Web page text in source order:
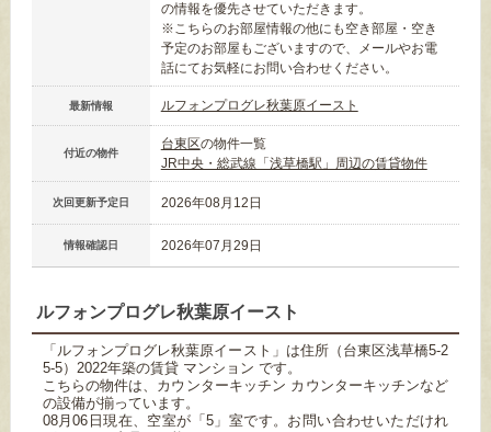
の情報を優先させていただきます。
※こちらのお部屋情報の他にも空き部屋・空き
予定のお部屋もございますので、メールやお電
話にてお気軽にお問い合わせください。
最新情報 ルフォンプログレ秋葉原イースト
付近の物件
台東区の物件一覧
JR中央・総武線「浅草橋駅」周辺の賃貸物件
次回更新予定日 2026年08月12日
情報確認日 2026年07月29日
ルフォンプログレ秋葉原イースト
「ルフォンプログレ秋葉原イースト」は住所（台東区浅草橋5-2
5-5）2022年築の賃貸 マンション です。
こちらの物件は、カウンターキッチン カウンターキッチンなど
の設備が揃っています。
08月06日現在、空室が「5」室です。お問い合わせいただけれ